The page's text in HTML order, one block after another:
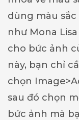
dùng màu
như Mona
cho bức ảnh
này, bạn chỉ
chọn
sau đó chọn
bức ảnh mà